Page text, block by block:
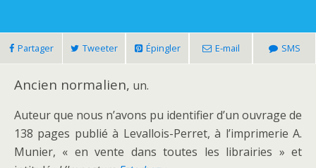
Partager Tweeter Épingler E-mail SMS
Ancien normalien, un.
Auteur que nous n’avons pu identifier d’un ouvrage de
138 pages publié à Levallois-Perret, à l’imprimerie A.
Munier, « en vente dans toutes les librairies » et